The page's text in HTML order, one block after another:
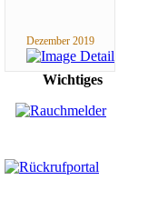
Dezember 2019
Wichtiges